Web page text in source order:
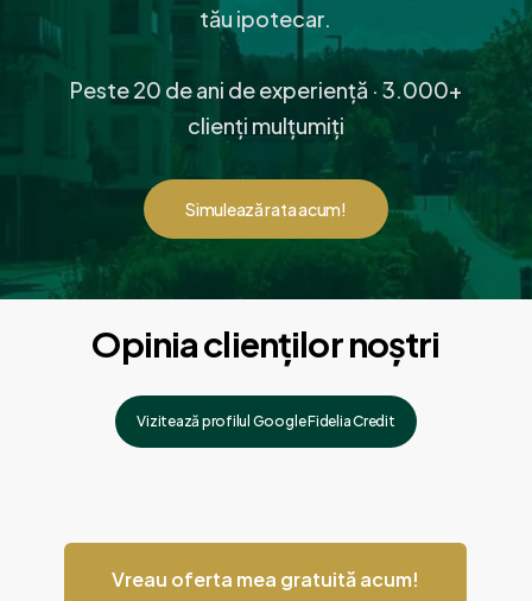
tău ipotecar.
Peste 20 de ani de experiență · 3.000+
clienți mulțumiți
Simulează rata acum!
Opinia clienților noștri
Vizitează profilul Google Fidelia Credit
Vreau oferta mea gratuită acum!